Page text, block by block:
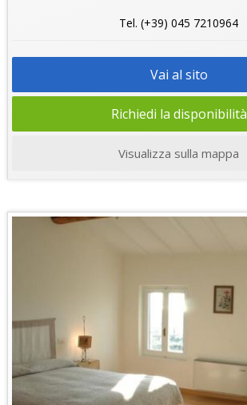
Tel. (+39) 045 7210964
Vai al sito
Richiedi la disponibilità
Visualizza sulla mappa